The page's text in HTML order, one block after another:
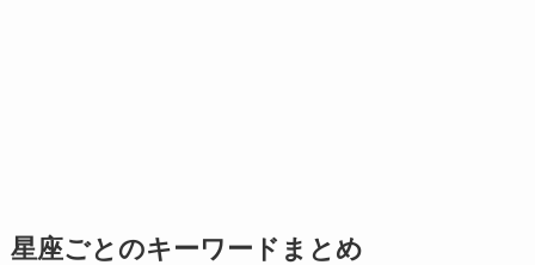
星座ごとのキーワードまとめ